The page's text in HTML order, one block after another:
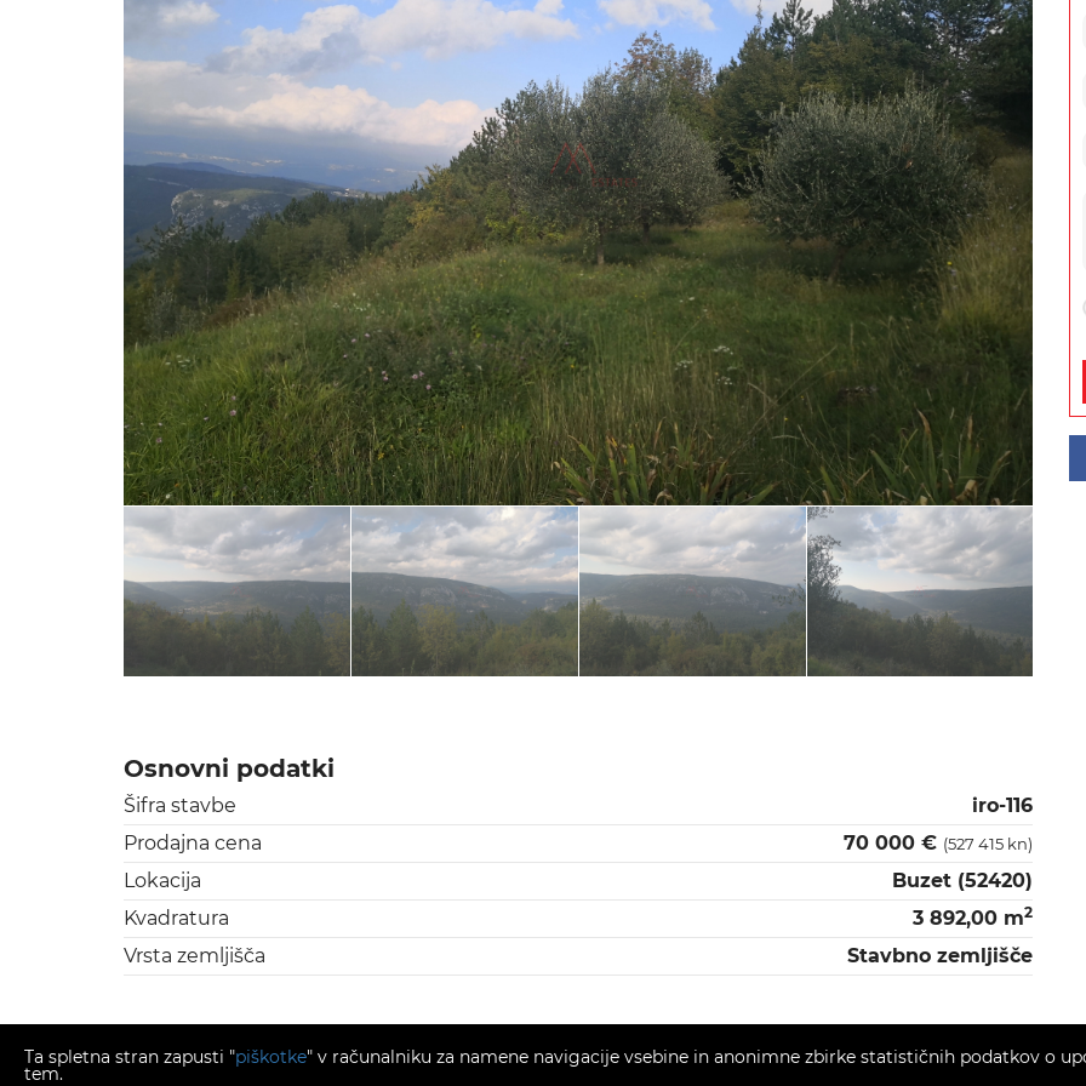
Osnovni podatki
Šifra stavbe
iro-116
Prodajna cena
70 000 € (527 415 kn)
Lokacija
Buzet (52420)
Kvadratura
3 892,00 m2
Vrsta zemljišča Stavbno zemljišče
Ta spletna stran zapusti "piškotke" v računalniku za namene navigacije vsebine in anonimne zbirke statističnih podatkov o
tem.